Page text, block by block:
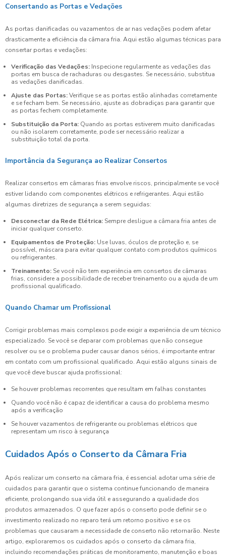
Consertando as Portas e Vedações
As portas danificadas ou vazamentos de ar nas vedações podem afetar
drasticamente a eficiência da câmara fria. Aqui estão algumas técnicas para
consertar portas e vedações:
Verificação das Vedações: Inspecione regularmente as vedações das
portas em busca de rachaduras ou desgastes. Se necessário, substitua
as vedações danificadas.
Ajuste das Portas:Verifique se as portas estão alinhadas corretamente
e se fecham bem. Se necessário, ajuste as dobradiças para garantir que
as portas fechem completamente.
Substituição da Porta: Quando as portas estiverem muito danificadas
ou não isolarem corretamente, pode ser necessário realizar a
substituição total da porta.
Importância da Segurança ao Realizar Consertos
Realizar consertos em câmaras frias envolve riscos, principalmente se você
estiver lidando com componentes elétricos e refrigerantes. Aqui estão
algumas diretrizes de segurança a serem seguidas:
Desconectar da Rede Elétrica: Sempre desligue a câmara fria antes de
iniciar qualquer conserto.
Equipamentos de Proteção: Use luvas, óculos de proteção e, se
possível, máscara para evitar qualquer contato com produtos químicos
ou refrigerantes.
Treinamento: Se você não tem experiência em consertos de câmaras
frias, considere a possibilidade de receber treinamento ou a ajuda de um
profissional qualificado.
Quando Chamar um Profissional
Corrigir problemas mais complexos pode exigir a experiência de um técnico
especializado. Se você se deparar com problemas que não consegue
resolver ou se o problema puder causar danos sérios, é importante entrar
em contato com um profissional qualificado. Aqui estão alguns sinais de
que você deve buscar ajuda profissional:
Se houver problemas recorrentes que resultam em falhas constantes
Quando você não é capaz de identificar a causa do problema mesmo
após a verificação
Se houver vazamentos de refrigerante ou problemas elétricos que
representam um risco à segurança
Cuidados Após o Conserto da Câmara Fria
Após realizar um conserto na câmara fria, é essencial adotar uma série de
cuidados para garantir que o sistema continue funcionando de maneira
eficiente, prolongando sua vida útil e assegurando a qualidade dos
produtos armazenados. O que fazer após o conserto pode definir se o
investimento realizado no reparo terá um retorno positivo e se os
problemas que causaram a necessidade de conserto não retornarão. Neste
artigo, exploraremos os cuidados após o conserto da câmara fria,
incluindo recomendações práticas de monitoramento, manutenção e boas